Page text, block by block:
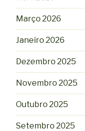
Março 2026
Janeiro 2026
Dezembro 2025
Novembro 2025
Outubro 2025
Setembro 2025